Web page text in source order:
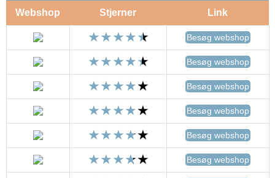
Webshop Stjerner Link
Besøg webshop
Besøg webshop
Besøg webshop
Besøg webshop
Besøg webshop
Besøg webshop